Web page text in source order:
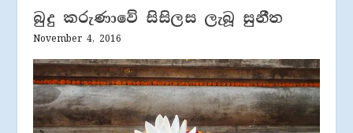
බුදු කරුණාවේ සිසිලස ලැබූ සුනීත
November 4, 2016